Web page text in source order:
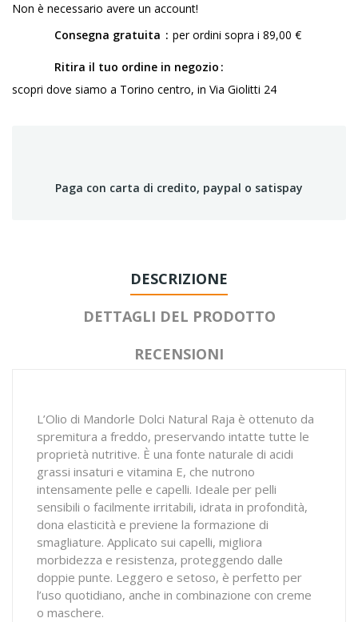
Non è necessario avere un account!
Consegna gratuita
per ordini sopra i 89,00 €
Ritira il tuo ordine in negozio
scopri dove siamo a Torino centro, in Via Giolitti 24
Paga con carta di credito, paypal o satispay
DESCRIZIONE
DETTAGLI DEL PRODOTTO
RECENSIONI
L’Olio di Mandorle Dolci Natural Raja è ottenuto da
spremitura a freddo, preservando intatte tutte le
proprietà nutritive. È una fonte naturale di acidi
grassi insaturi e vitamina E, che nutrono
intensamente pelle e capelli. Ideale per pelli
sensibili o facilmente irritabili, idrata in profondità,
dona elasticità e previene la formazione di
smagliature. Applicato sui capelli, migliora
morbidezza e resistenza, proteggendo dalle
doppie punte. Leggero e setoso, è perfetto per
l’uso quotidiano, anche in combinazione con creme
o maschere.